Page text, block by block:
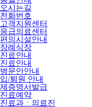
오시는길
전화번호
고객지원센터
응급의료센터
편의시설안내
장례식장
진료안내
진료안내
병문안안내
입/퇴원 안내
제증명서발급
진료예약
진료과ㆍ의료진